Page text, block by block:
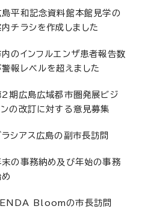
島平和記念資料館本館見学の
内チラシを作成しました
内のインフルエンザ患者報告数
警報レベルを超えました
2期広島広域都市圏発展ビジ
ンの改訂に対する意見募集
ラシアス広島の副市長訪問
末の事務納め及び年始の事務
Bloomの市長訪問